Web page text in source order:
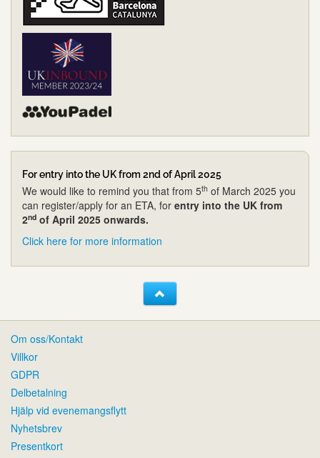
For entry into the UK from 2nd of April 2025
We would like to remind you that from 5th of March 2025 you
can register/apply for an ETA, for entry into the UK from
2nd of April 2025 onwards.
Click here for more information
Om oss/Kontakt
Villkor
GDPR
Delbetalning
Hjälp vid evenemangsflytt
Nyhetsbrev
Presentkort